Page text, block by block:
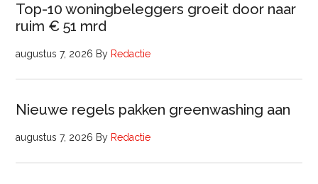
Top-10 woningbeleggers groeit door naar
ruim € 51 mrd
augustus 7, 2026 By Redactie
Nieuwe regels pakken greenwashing aan
augustus 7, 2026 By Redactie